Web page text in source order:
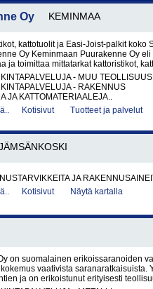
Oy KEMINMAA
kattotuolit ja Easi-Joist-palkit koko
Oy Keminmaan Puurakenne Oy
ja toimittaa mittatarkat kattoristikot,
- MUU TEOLLISUUS
- RAKENNUS
JA KATTOMATERIAALEJA..
Kotisivut Tuotteet ja palvelut
JA
Kotisivut Näytä kartalla
on suomalainen erikoissaranoiden
vaativista saranaratkaisuista.
ja on erikoistunut erityisesti